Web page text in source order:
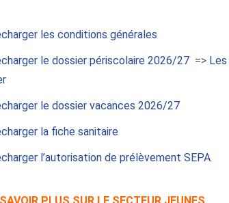
les conditions générales
le dossier périscolaire 2026/27 =>
le dossier vacances 2026/27
la fiche sanitaire
l’autorisation de prélèvement SEPA